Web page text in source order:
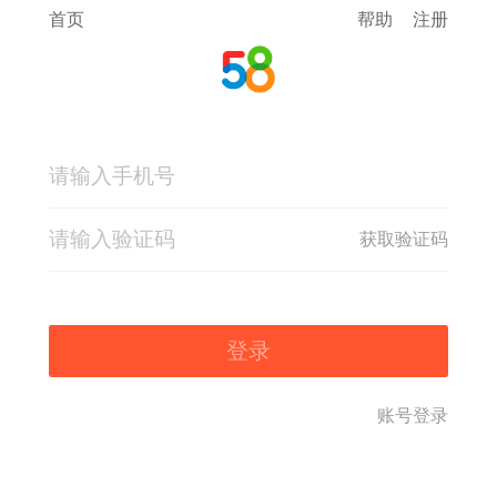
首页 帮助 注册
获取验证码
登录
账号登录